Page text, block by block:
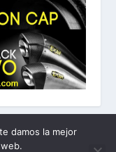
damos la mejor